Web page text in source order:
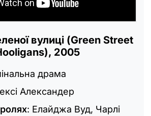
вулиці (Green Street
2005
драма
Александер
: Елайджа Вуд, Чарлі